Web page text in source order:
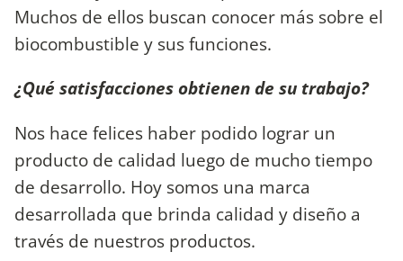
Muchos de ellos buscan conocer más sobre el
biocombustible y sus funciones.
¿Qué satisfacciones obtienen de su trabajo?
Nos hace felices haber podido lograr un
producto de calidad luego de mucho tiempo
de desarrollo. Hoy somos una marca
desarrollada que brinda calidad y diseño a
través de nuestros productos.